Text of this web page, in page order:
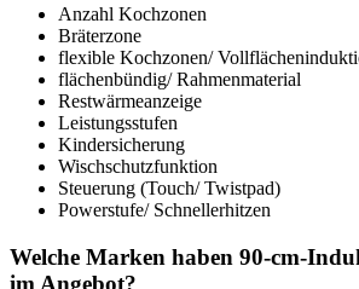
Anzahl Kochzonen
Bräterzone
flexible Kochzonen/
flächenbündig/ Rahmenmaterial
Restwärmeanzeige
Leistungsstufen
Kindersicherung
Wischschutzfunktion
Steuerung (Touch/ Twistpad)
Powerstufe/ Schnellerhitzen
Welche Marken haben 90-cm-
im Angebot?